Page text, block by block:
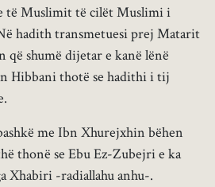
të Muslimit të cilët Muslimi i
hadith transmetuesi prej Matarit
që shumë dijetar e kanë lënë
Hibbani thotë se hadithi i tij
me Ibn Xhurejxhin bëhen
thonë se Ebu Ez-Zubejri e ka
Xhabiri -radiallahu anhu-.